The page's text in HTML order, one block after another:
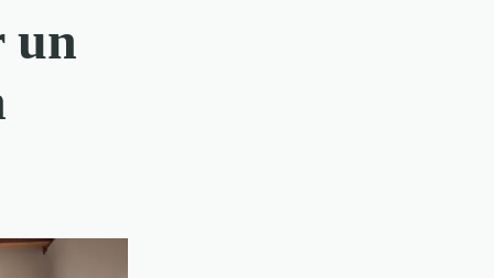
un